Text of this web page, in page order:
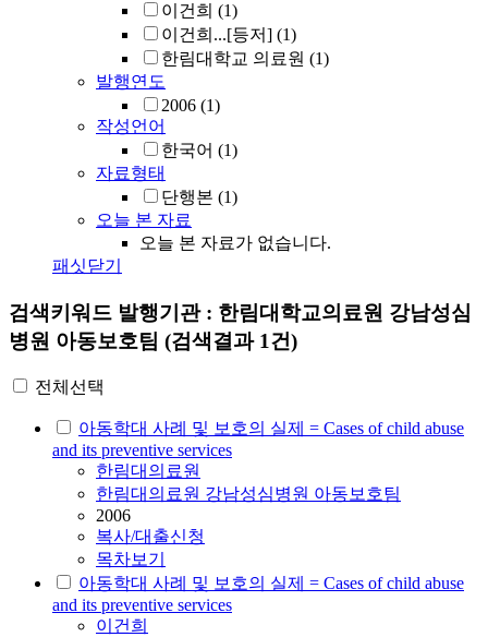
이건희 (1)
이건희...[등저] (1)
한림대학교 의료원 (1)
발행연도
2006 (1)
작성언어
한국어 (1)
자료형태
단행본 (1)
오늘 본 자료
오늘 본 자료가 없습니다.
패싯닫기
검색키워드 발행기관 : 한림대학교의료원 강남성심
병원 아동보호팀 (검색결과 1건)
전체선택
아동학대 사례 및 보호의 실제 = Cases of child abuse
and its preventive services
한림대의료원
한림대의료원 강남성심병원 아동보호팀
2006
복사/대출신청
목차보기
아동학대 사례 및 보호의 실제 = Cases of child abuse
and its preventive services
이건희